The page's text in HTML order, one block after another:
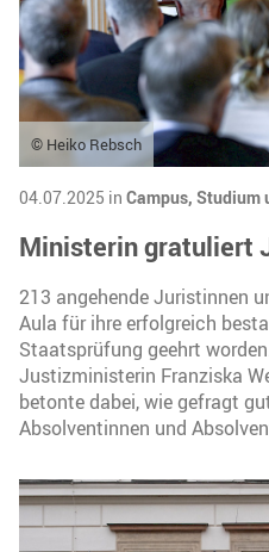
© Heiko Rebsch
04.07.2025 in Campus, Studium
Ministerin gratuliert
213 angehende Juristinnen
Aula für ihre erfolgreich
Staatsprüfung geehrt
Justizministerin Franziska
betonte dabei, wie gefragt
Absolventinnen und